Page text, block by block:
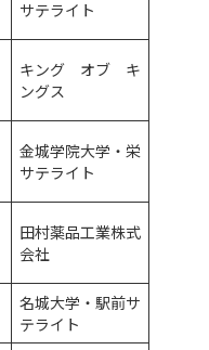
サテライト
キング オブ キ
ングス
金城学院大学・栄
サテライト
田村薬品工業株式
会社
名城大学・駅前サ
テライト